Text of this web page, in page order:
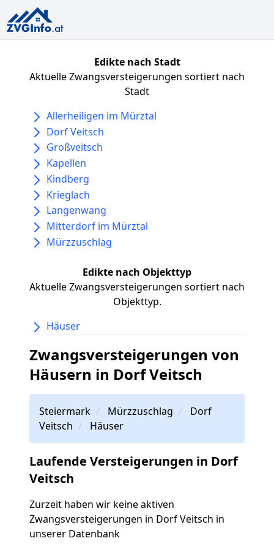
Edikte nach Stadt
Aktuelle Zwangsversteigerungen sortiert nach
Stadt
Allerheiligen im Mürztal
Dorf Veitsch
Großveitsch
Kapellen
Kindberg
Krieglach
Langenwang
Mitterdorf im Mürztal
Mürzzuschlag
Edikte nach Objekttyp
Aktuelle Zwangsversteigerungen sortiert nach
Objekttyp.
Häuser
Zwangsversteigerungen von
Häusern in Dorf Veitsch
Steiermark Mürzzuschlag
Dorf
Veitsch
Häuser
Laufende Versteigerungen in Dorf
Veitsch
Zurzeit haben wir keine aktiven
Zwangsversteigerungen in Dorf Veitsch in
unserer Datenbank